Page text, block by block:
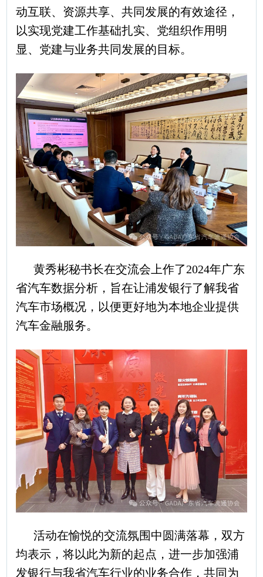
动互联、资源共享、共同发展的有效途径，
以实现党建工作基础扎实、党组织作用明
显、党建与业务共同发展的目标。
黄秀彬秘书长在交流会上作了2024年广东
省汽车数据分析，旨在让浦发银行了解我省
汽车市场概况，以便更好地为本地企业提供
汽车金融服务。
活动在愉悦的交流氛围中圆满落幕，双方
均表示，将以此为新的起点，进一步加强浦
发银行与我省汽车行业的业务合作，共同为